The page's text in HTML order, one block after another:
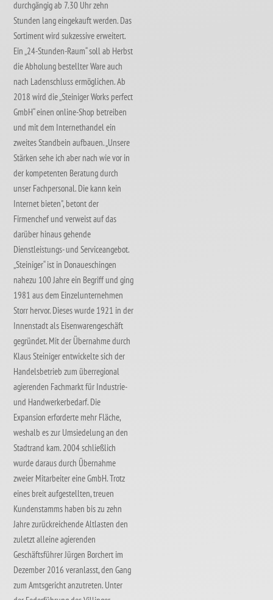
durchgängig ab 7.30 Uhr zehn
Stunden lang eingekauft werden. Das
Sortiment wird sukzessive erweitert.
Ein „24-Stunden-Raum“ soll ab Herbst
die Abholung bestellter Ware auch
nach Ladenschluss ermöglichen. Ab
2018 wird die „Steiniger Works perfect
GmbH“ einen online-Shop betreiben
und mit dem Internethandel ein
zweites Standbein aufbauen. „Unsere
Stärken sehe ich aber nach wie vor in
der kompetenten Beratung durch
unser Fachpersonal. Die kann kein
Internet bieten", betont der
Firmenchef und verweist auf das
darüber hinaus gehende
Dienstleistungs- und Serviceangebot.
„Steiniger“ ist in Donaueschingen
nahezu 100 Jahre ein Begriff und ging
1981 aus dem Einzelunternehmen
Storr hervor. Dieses wurde 1921 in der
Innenstadt als Eisenwarengeschäft
gegründet. Mit der Übernahme durch
Klaus Steiniger entwickelte sich der
Handelsbetrieb zum überregional
agierenden Fachmarkt für Industrie-
und Handwerkerbedarf. Die
Expansion erforderte mehr Fläche,
weshalb es zur Umsiedelung an den
Stadtrand kam. 2004 schließlich
wurde daraus durch Übernahme
zweier Mitarbeiter eine GmbH. Trotz
eines breit aufgestellten, treuen
Kundenstamms haben bis zu zehn
Jahre zurückreichende Altlasten den
zuletzt alleine agierenden
Geschäftsführer Jürgen Borchert im
Dezember 2016 veranlasst, den Gang
zum Amtsgericht anzutreten. Unter